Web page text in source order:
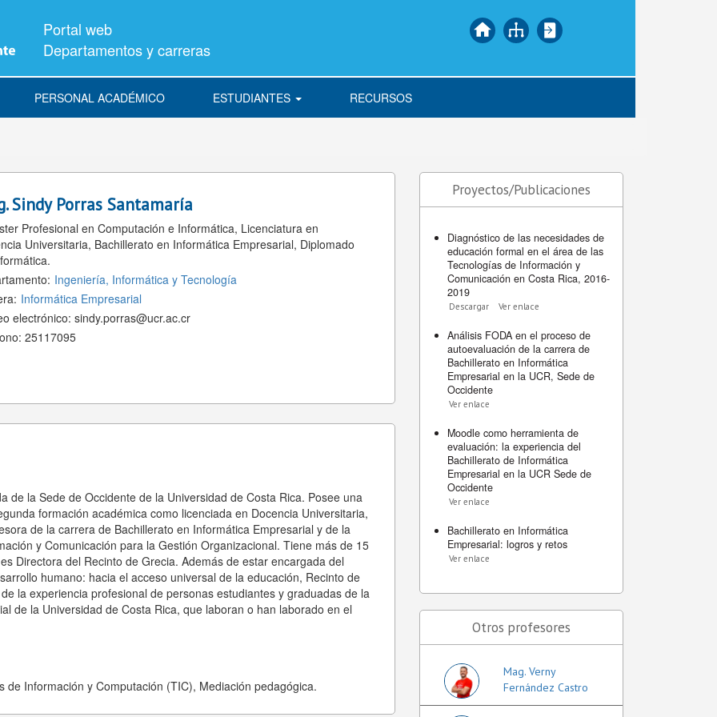
Portal web
Departamentos y carreras
PERSONAL ACADÉMICO ESTUDIANTES RECURSOS
Sindy Porras Santamaría
Profesional en Computación e Informática, Licenciatura en
Universitaria, Bachillerato en Informática Empresarial, Diplomado
Ingeniería, Informática y Tecnología
Informática Empresarial
electrónico: sindy.porras@ucr.ac.cr
25117095
de la Sede de Occidente de la Universidad de Costa Rica. Posee una
formación académica como licenciada en Docencia Universitaria,
de la carrera de Bachillerato en Informática Empresarial y de la
y Comunicación para la Gestión Organizacional. Tiene más de 15
Directora del Recinto de Grecia. Además de estar encargada del
humano: hacia el acceso universal de la educación, Recinto de
la experiencia profesional de personas estudiantes y graduadas de la
de la Universidad de Costa Rica, que laboran o han laborado en el
Información y Computación (TIC), Mediación pedagógica.
Proyectos/Publicaciones
Diagnóstico de las necesidades de
educación formal en el área de las
Tecnologías de Información y
Comunicación en Costa Rica, 2016-
2019
Descargar Ver enlace
Análisis FODA en el proceso de
autoevaluación de la carrera de
Bachillerato en Informática
Empresarial en la UCR, Sede de
Occidente
Ver enlace
Moodle como herramienta de
evaluación: la experiencia del
Bachillerato de Informática
Empresarial en la UCR Sede de
Occidente
Ver enlace
Bachillerato en Informática
Empresarial: logros y retos
Ver enlace
Otros profesores
Mag. Verny
Fernández Castro